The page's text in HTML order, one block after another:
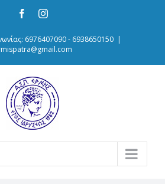
FacebookInstagram
6976407090 - 6938650150 |